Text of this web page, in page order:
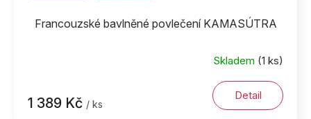
Francouzské bavlněné povlečení KAMASÚTRA
Skladem (1 ks)
1 389 Kč / ks
Detail